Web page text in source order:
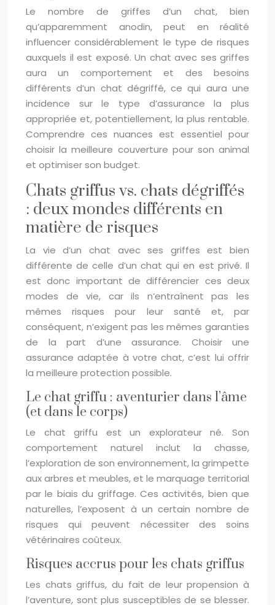
Le nombre de griffes d’un chat, bien
qu’apparemment anodin, peut en réalité
influencer considérablement le type de risques
auxquels il est exposé. Un chat avec ses griffes
aura un comportement et des besoins
différents d’un chat dégriffé, ce qui aura une
incidence sur le type d’assurance la plus
appropriée et, potentiellement, la plus rentable.
Comprendre ces nuances est essentiel pour
choisir la meilleure couverture pour son animal
et optimiser son budget.
Chats griffus vs. chats dégriffés
: deux mondes différents en
matière de risques
La vie d’un chat avec ses griffes est bien
différente de celle d’un chat qui en est privé. Il
est donc important de différencier ces deux
modes de vie, car ils n’entraînent pas les
mêmes risques pour leur santé et, par
conséquent, n’exigent pas les mêmes garanties
de la part d’une assurance. Choisir une
assurance adaptée à votre chat, c’est lui offrir
la meilleure protection possible.
Le chat griffu : aventurier dans l’âme
(et dans le corps)
Le chat griffu est un explorateur né. Son
comportement naturel inclut la chasse,
l’exploration de son environnement, la grimpette
aux arbres et meubles, et le marquage territorial
par le biais du griffage. Ces activités, bien que
naturelles, l’exposent à un certain nombre de
risques qui peuvent nécessiter des soins
vétérinaires coûteux.
Risques accrus pour les chats griffus
Les chats griffus, du fait de leur propension à
l’aventure, sont plus susceptibles de se blesser.